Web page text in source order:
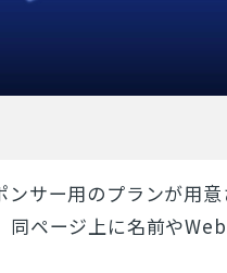
サー用のプランが用
ページ上に名前や